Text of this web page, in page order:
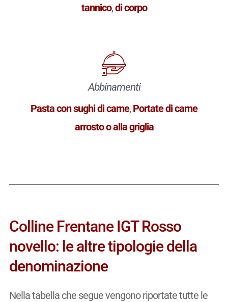
tannico,di corpo
Abbinamenti
Pasta con sughi di carne, Portate di carne
arrosto o alla griglia
Colline Frentane IGT Rosso
novello: le altre tipologie della
denominazione
Nella tabella che segue vengono riportate tutte le